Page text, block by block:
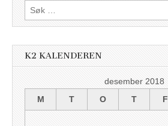
Søk
etter:
K2 KALENDEREN
desember 2018
M
T O T F